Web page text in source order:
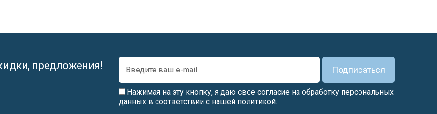
предложения! Подписаться
Нажимая на эту кнопку, я даю свое согласие на обработку персональных
данных в соответствии с нашей политикой.